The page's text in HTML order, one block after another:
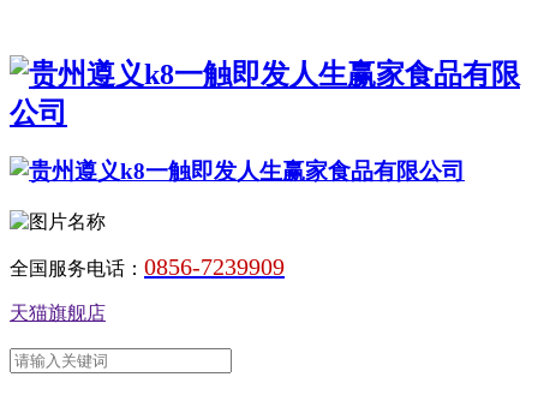
全国服务电话： 0856-7239909
天猫旗舰店